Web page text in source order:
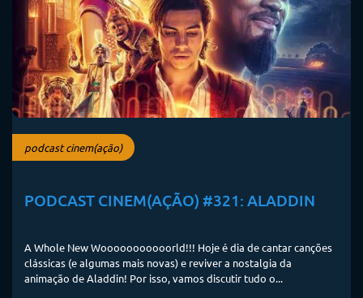
podcast cinem(ação)
PODCAST CINEM(AÇÃO) #321: ALADDIN
A Whole New Wooooooooooorld!!! Hoje é dia de cantar canções
clássicas (e algumas mais novas) e reviver a nostalgia da
animação de Aladdin! Por isso, vamos discutir tudo o...